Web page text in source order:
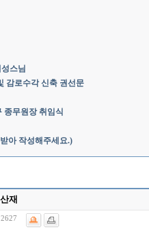
스님
감로수각 신축 권선문
종무원장 취임식
아 작성해주세요.)
재
2627